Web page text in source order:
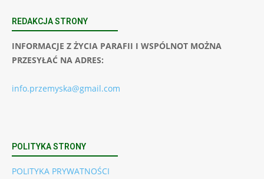
REDAKCJA STRONY
INFORMACJE Z ŻYCIA PARAFII I WSPÓLNOT MOŻNA
PRZESYŁAĆ NA ADRES:
info.przemyska@gmail.com
POLITYKA STRONY
POLITYKA PRYWATNOŚCI